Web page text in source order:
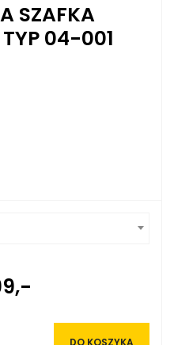
SZAFKA
TYP 04-001
DO KOSZYKA